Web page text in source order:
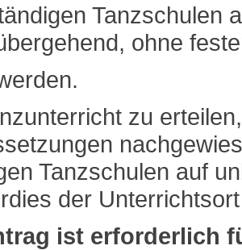
Tanzschulen
ohne
zu
Tanzschulen auf
der
ist erforderlich